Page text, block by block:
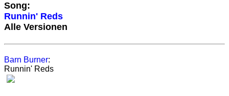
Song:
Runnin' Reds
Alle Versionen
Barn Burner:
Runnin' Reds